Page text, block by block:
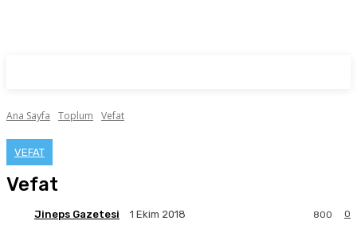
Ana Sayfa Toplum Vefat
VEFAT
Vefat
Jineps Gazetesi 1 Ekim 2018 0
800